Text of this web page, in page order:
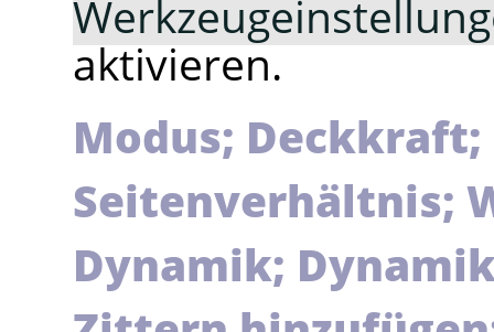
aktivieren.
Modus; Deckkraft;
Seitenverhältnis;
Dynamik;